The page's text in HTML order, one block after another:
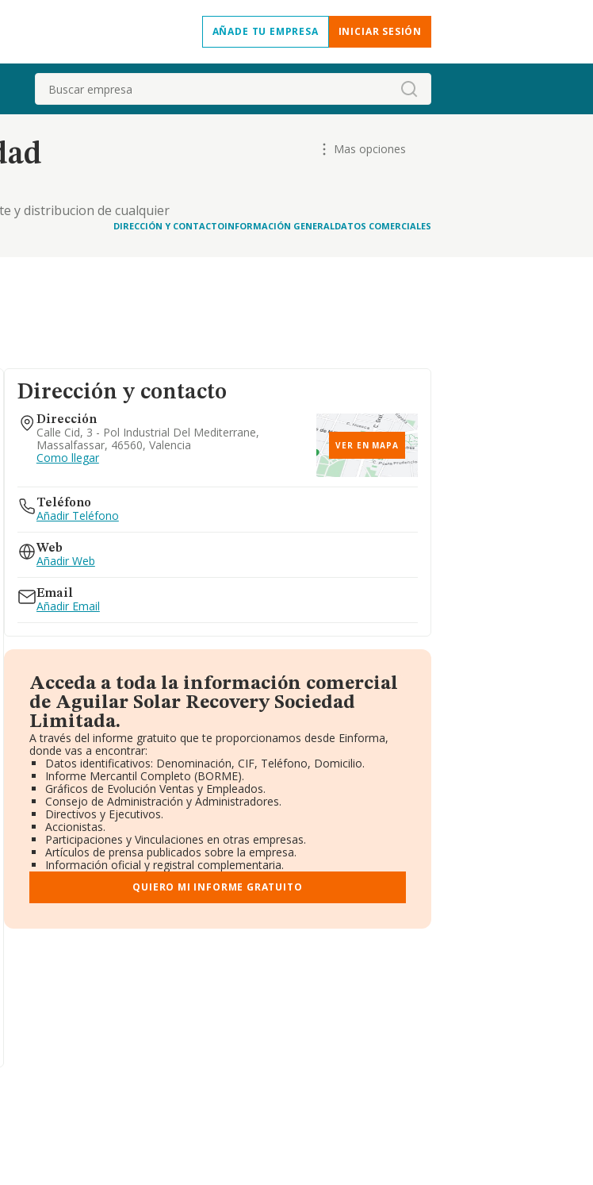
AÑADE TU EMPRESA INICIAR SESIÓN
Buscar
y distribucion de cualquier
servicios de
Mas opciones
DIRECCIÓN Y CONTACTOINFORMACIÓN GENERALDATOS COMERCIALES
Dirección y contacto
Dirección
Calle Cid, 3 - Pol Industrial Del Mediterrane,
Massalfassar, 46560, Valencia
Como llegar
VER EN MAPA
Teléfono
Añadir Teléfono
Web
Añadir Web
Email
Añadir Email
Acceda a toda la información comercial
de Aguilar Solar Recovery Sociedad
Limitada.
A través del informe gratuito que te proporcionamos desde Einforma,
donde vas a encontrar:
Datos identificativos: Denominación, CIF, Teléfono, Domicilio.
Informe Mercantil Completo (BORME).
Gráficos de Evolución Ventas y Empleados.
Consejo de Administración y Administradores.
Directivos y Ejecutivos.
Accionistas.
Participaciones y Vinculaciones en otras empresas.
Artículos de prensa publicados sobre la empresa.
Información oficial y registral complementaria.
QUIERO MI INFORME GRATUITO